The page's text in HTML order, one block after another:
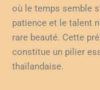
où le temps semble
patience et le talent
rare beauté. Cette
constitue un pilier
thaïlandaise.